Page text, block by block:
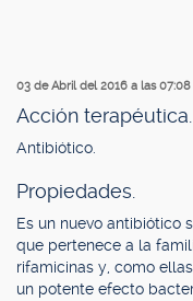
03 de Abril del 2016 a las
Acción terapéutica.
Antibiótico.
Propiedades.
Es un nuevo antibiótico
que pertenece a la
rifamicinas y, como
un potente efecto